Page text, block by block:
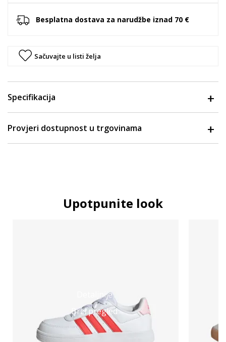
Besplatna dostava za narudžbe iznad 70 €
Sačuvajte u listi želja
Specifikacija
Provjeri dostupnost u trgovinama
Upotpunite look
Detaljnije
Brzi pregled